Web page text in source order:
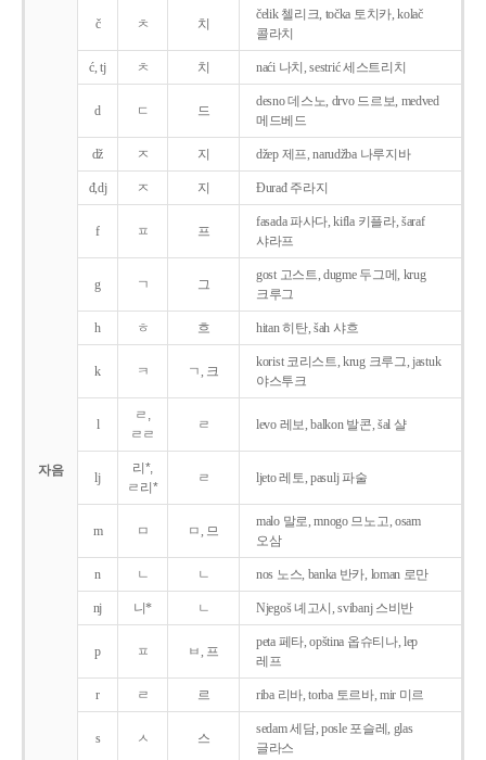
자음
č ㅊ 치
čelik 첼리크, točka 토치카, kolač
콜라치
ć, tj ㅊ 치 naći 나치, sestrić 세스트리치
d ㄷ 드
desno 데스노, drvo 드르보, medved
메드베드
dž ㅈ 지 džep 제프, narudžba 나루지바
đ,dj ㅈ 지 Ðurađ 주라지
f ㅍ 프
fasada 파사다, kifla 키플라, šaraf
샤라프
g ㄱ 그
gost 고스트, dugme 두그메, krug
크루그
h ㅎ 흐 hitan 히탄, šah 샤흐
k ㅋ ㄱ, 크
korist 코리스트, krug 크루그, jastuk
야스투크
l
ㄹ,
ㄹㄹ
ㄹ levo 레보, balkon 발콘, šal 샬
lj
리*,
ㄹ리*
ㄹ ljeto 레토, pasulj 파술
m ㅁ ㅁ, 므
malo 말로, mnogo 므노고, osam
오삼
n ㄴ ㄴ nos 노스, banka 반카, loman 로만
nj 니* ㄴ Njegoš 녜고시, svibanj 스비반
p ㅍ ㅂ, 프
peta 페타, opština 옵슈티나, lep
레프
r ㄹ 르 riba 리바, torba 토르바, mir 미르
s ㅅ 스
sedam 세담, posle 포슬레, glas
글라스